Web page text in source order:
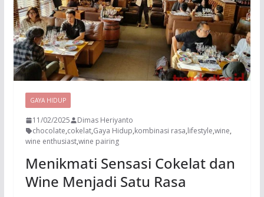
GAYA HIDUP
11/02/2025
Dimas Heriyanto
chocolate,cokelat,Gaya Hidup,kombinasi rasa,lifestyle,wine,
wine enthusiast,wine pairing
Menikmati Sensasi Cokelat dan
Wine Menjadi Satu Rasa